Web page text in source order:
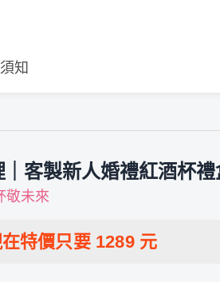
知
客製新人婚禮紅酒杯
敬未來
特價只要 1289元